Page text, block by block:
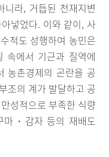
라, 거듭된 천재지변
넣었다. 이와 같이, 사
적도 성행하여 농민은
속에서 기근과 질역에
농촌경제의 곤란을 공
조의 계가 발달하고 공
성적으로 부족한 식량
마・감자 등의 재배도